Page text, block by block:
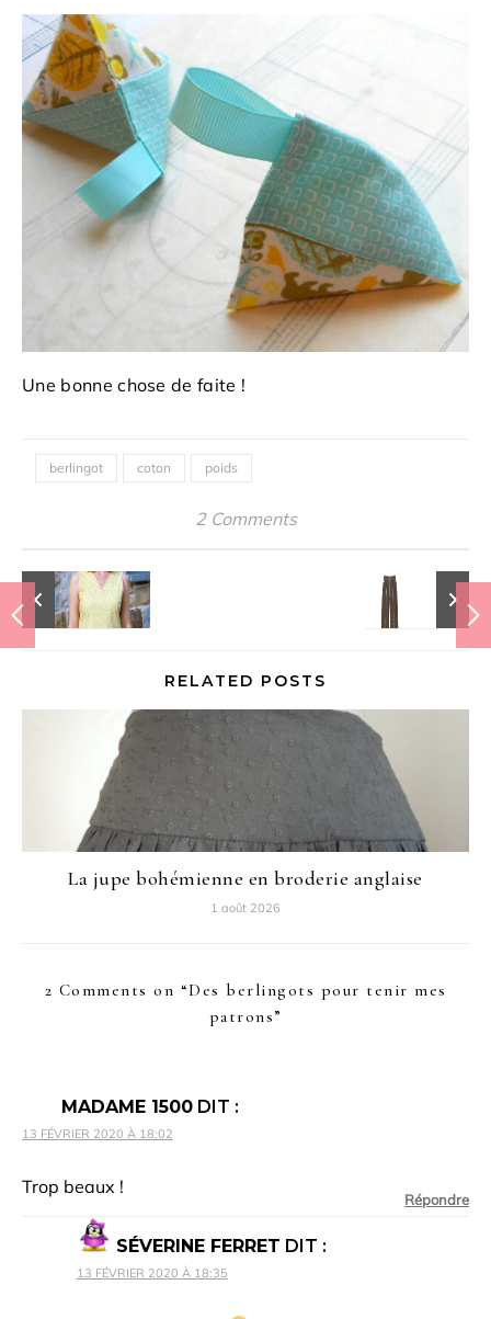
Une bonne chose de faite !
berlingot coton poids
2 Comments
RELATED POSTS
La jupe bohémienne en broderie anglaise
1 août 2026
2 Comments on “Des berlingots pour tenir mes
patrons”
MADAME 1500 DIT :
13 FÉVRIER 2020 À 18:02
Trop beaux !
Répondre
SÉVERINE FERRET DIT :
13 FÉVRIER 2020 À 18:35